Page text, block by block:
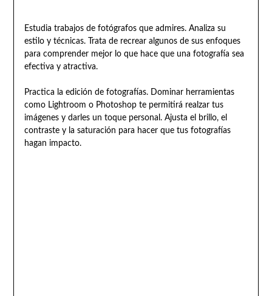
Estudia trabajos de fotógrafos que admires. Analiza su
estilo y técnicas. Trata de recrear algunos de sus enfoques
para comprender mejor lo que hace que una fotografía sea
efectiva y atractiva.
Practica la edición de fotografías. Dominar herramientas
como Lightroom o Photoshop te permitirá realzar tus
imágenes y darles un toque personal. Ajusta el brillo, el
contraste y la saturación para hacer que tus fotografías
hagan impacto.